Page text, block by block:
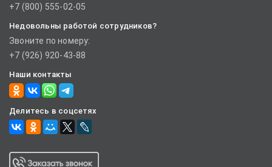
+7 (800) 555-02-05
Недовольны работой сотрудников?
Звоните по номеру:
+7 (926) 920-43-88
Наши контакты
Делитесь в соцсетях